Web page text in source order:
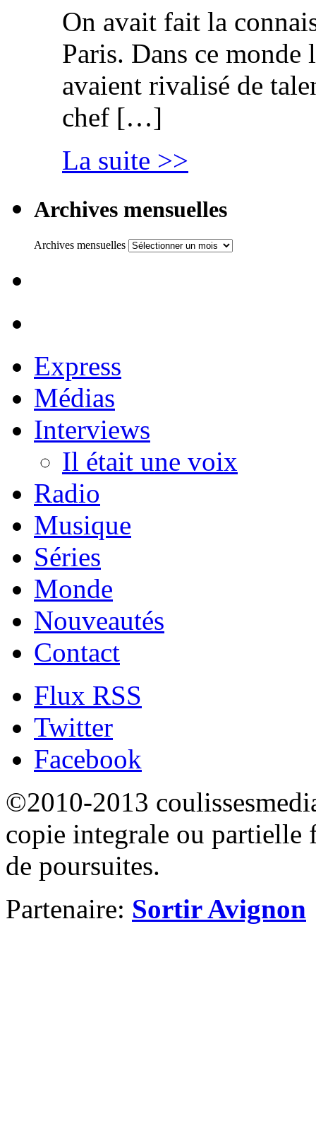
On avait fait la
Paris. Dans ce
avaient rivalisé de
chef […]
La suite >>
Archives mensuelles
Archives mensuelles
Express
Médias
Interviews
Il était une voix
Radio
Musique
Séries
Monde
Nouveautés
Contact
Flux RSS
Twitter
Facebook
©2010-2013
copie integrale ou partielle
de poursuites.
Partenaire: Sortir Avignon